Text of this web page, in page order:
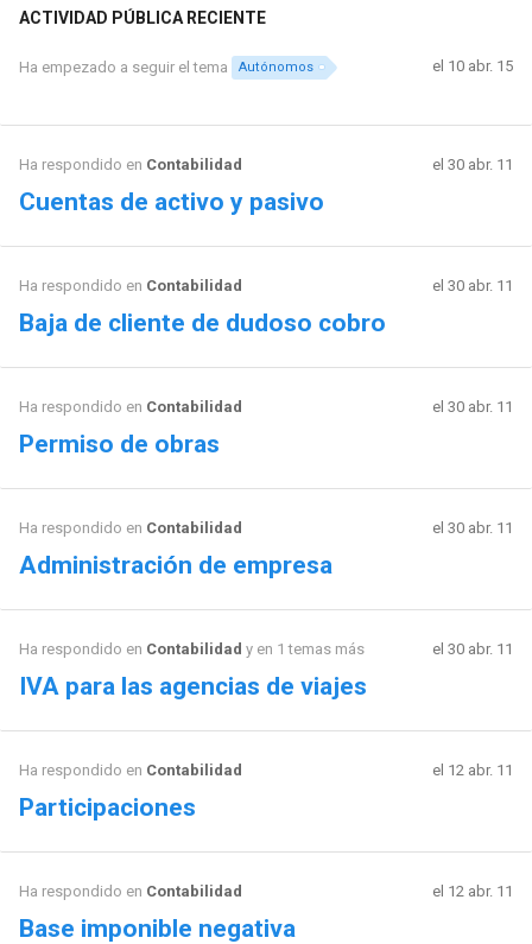
ACTIVIDAD PÚBLICA RECIENTE
Ha empezado a seguir el tema Autónomos el 10 abr. 15
Ha respondido en Contabilidad el 30 abr. 11
Cuentas de activo y pasivo
Ha respondido en Contabilidad el 30 abr. 11
Baja de cliente de dudoso cobro
Ha respondido en Contabilidad el 30 abr. 11
Permiso de obras
Ha respondido en Contabilidad el 30 abr. 11
Administración de empresa
Ha respondido en Contabilidad y en 1 temas más el 30 abr. 11
IVA para las agencias de viajes
Ha respondido en Contabilidad el 12 abr. 11
Participaciones
Ha respondido en Contabilidad el 12 abr. 11
Base imponible negativa